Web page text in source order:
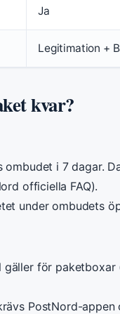
Ja
Legitimation +
kvar?
ombudet i 7 dagar.
officiella FAQ).
under ombudets
gäller för
PostNord-appen